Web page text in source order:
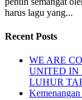
harus lagu yang...
Recent Posts
WE ARE
UNITED IN
LUHUR